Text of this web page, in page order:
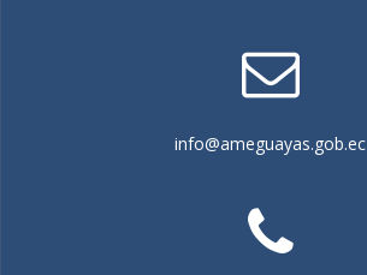
info@ameguayas.gob.ec